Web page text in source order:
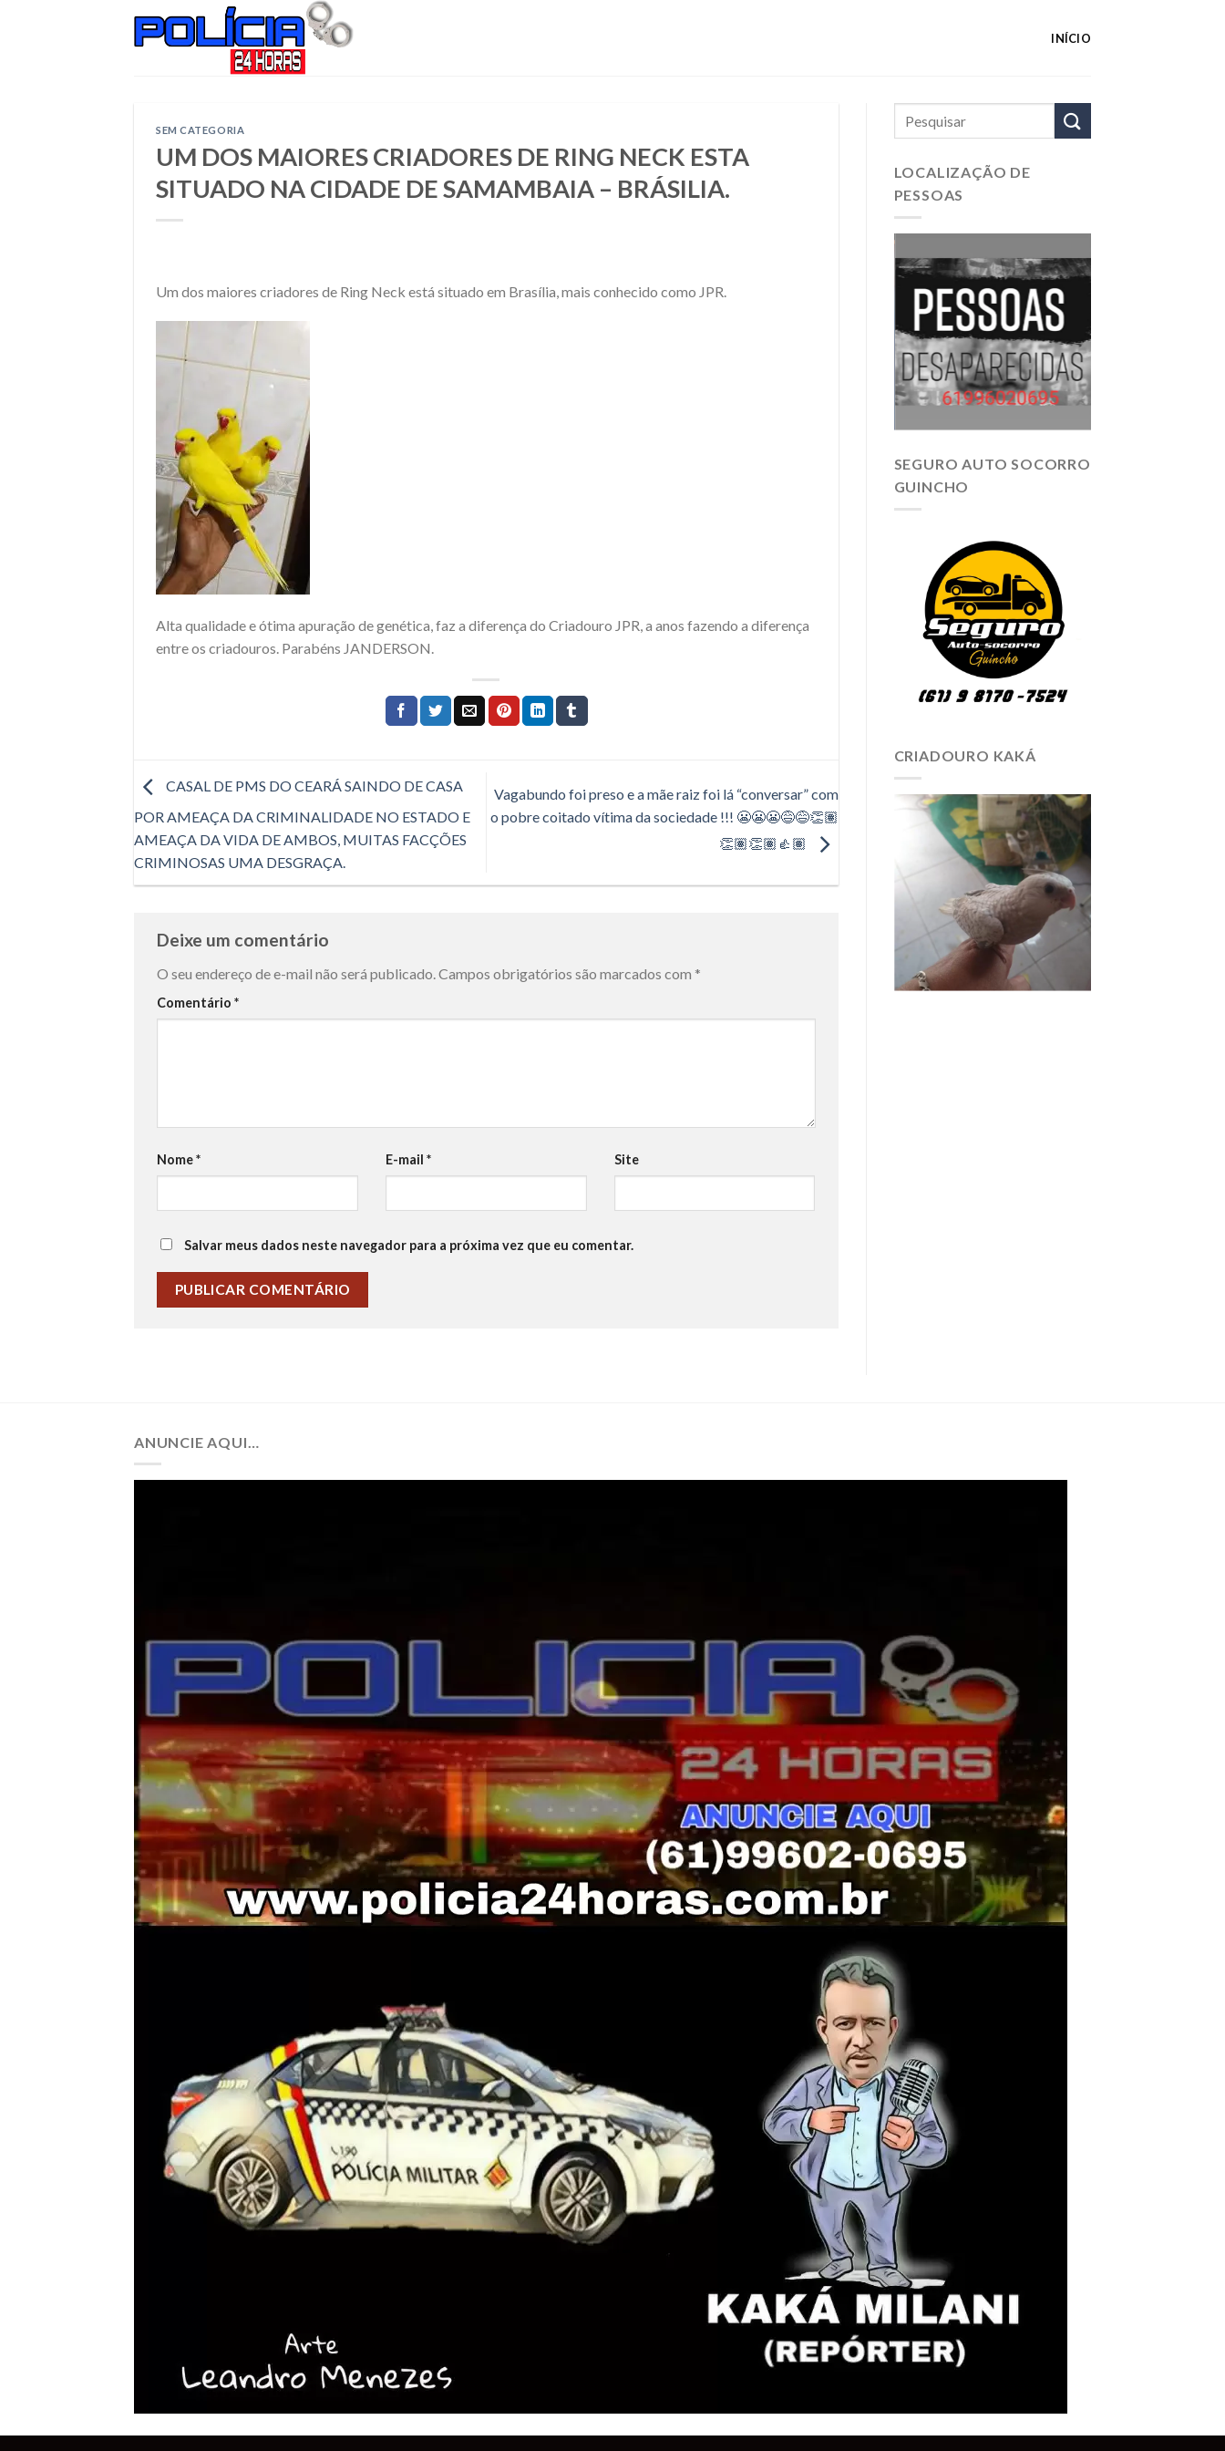
INÍCIO
SEM CATEGORIA
UM DOS MAIORES CRIADORES DE RING NECK ESTA
SITUADO NA CIDADE DE SAMAMBAIA – BRÁSILIA.
Um dos maiores criadores de Ring Neck está situado em Brasília, mais conhecido como JPR.
Alta qualidade e ótima apuração de genética, faz a diferença do Criadouro JPR, a anos fazendo a diferença
entre os criadouros. Parabéns JANDERSON.
CASAL DE PMS DO CEARÁ SAINDO DE CASA
POR AMEAÇA DA CRIMINALIDADE NO ESTADO E
AMEAÇA DA VIDA DE AMBOS, MUITAS FACÇÕES
CRIMINOSAS UMA DESGRAÇA.
Vagabundo foi preso e a mãe raiz foi lá “conversar” com
o pobre coitado vítima da sociedade !!! 😬😬😬😅😅👏🏽
👏🏽👏🏽👍🏽
Deixe um comentário
O seu endereço de e-mail não será publicado.Campos obrigatórios são marcados com *
Comentário *
Nome* E-mail * Site
Salvar meus dados neste navegador para a próxima vez que eu comentar.
LOCALIZAÇÃO DE
PESSOAS
SEGURO AUTO SOCORRO
GUINCHO
CRIADOURO KAKÁ
ANUNCIE AQUI…